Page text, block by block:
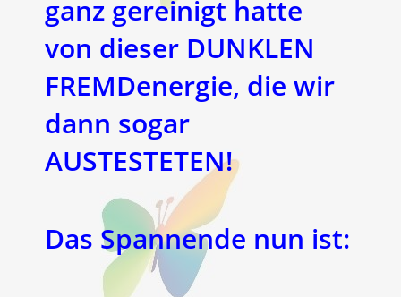
ganz gereinigt hatte
von dieser DUNKLEN
FREMDenergie, die wir
dann sogar
AUSTESTETEN!
Das Spannende nun ist: